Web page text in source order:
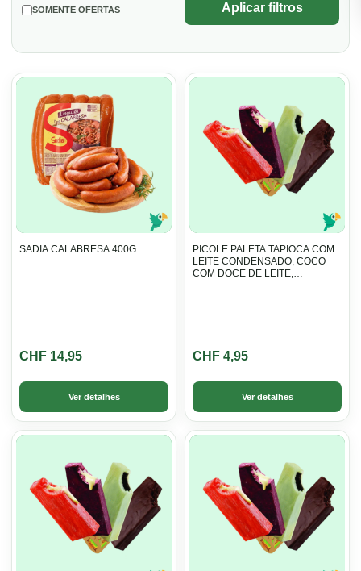
SOMENTE OFERTAS Aplicar filtros
SADIA CALABRESA 400G
CHF 14,95
Ver detalhes
PICOLÉ PALETA TAPIOCA COM
LEITE CONDENSADO, COCO
COM DOCE DE LEITE,
CHF 4,95
Ver detalhes